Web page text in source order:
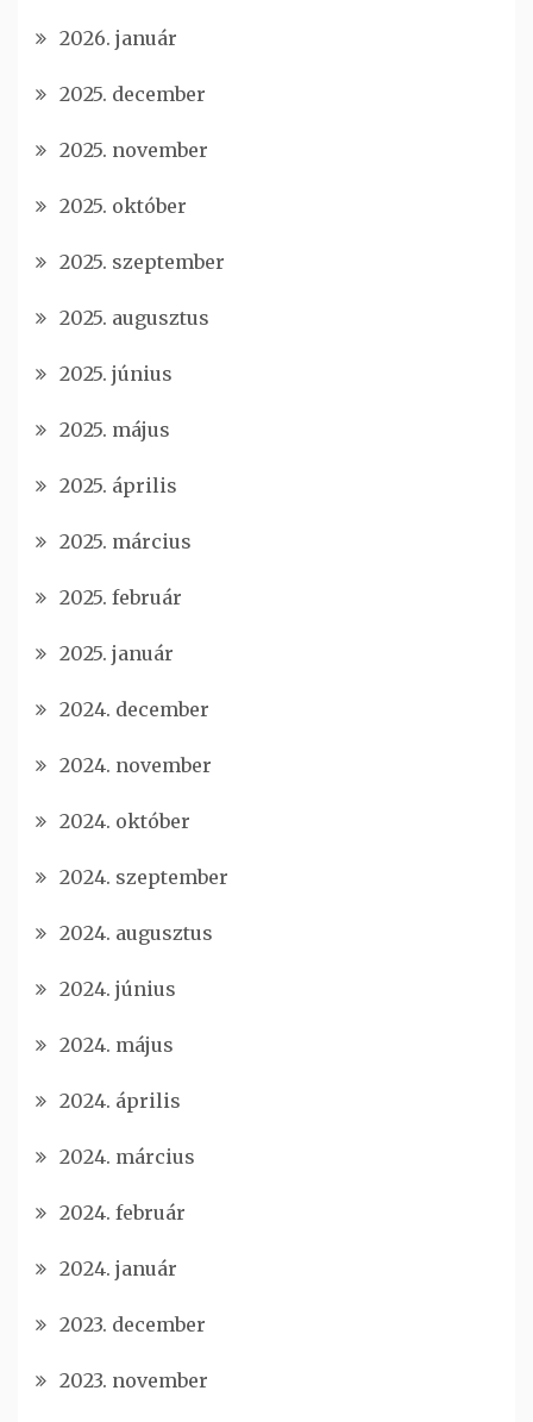
2026. január
2025. december
2025. november
2025. október
2025. szeptember
2025. augusztus
2025. június
2025. május
2025. április
2025. március
2025. február
2025. január
2024. december
2024. november
2024. október
2024. szeptember
2024. augusztus
2024. június
2024. május
2024. április
2024. március
2024. február
2024. január
2023. december
2023. november